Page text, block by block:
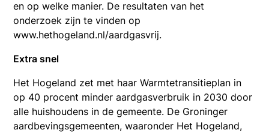
en op welke manier. De resultaten van het
onderzoek zijn te vinden op
www.hethogeland.nl/aardgasvrij.
Extra snel
Het Hogeland zet met haar Warmtetransitieplan in
op 40 procent minder aardgasverbruik in 2030 door
alle huishoudens in de gemeente. De Groninger
aardbevingsgemeenten, waaronder Het Hogeland,